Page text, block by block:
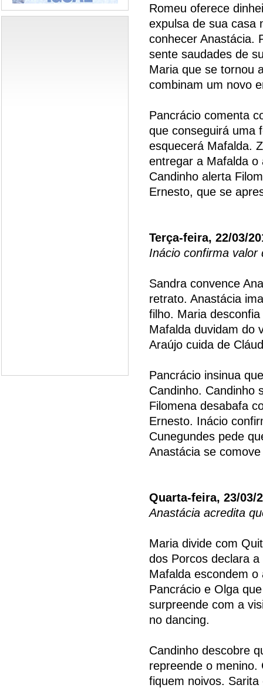
Romeu oferece
expulsa de sua casa
conhecer Anastácia.
sente saudades de
Maria que se tornou
combinam um novo
Pancrácio comenta
que conseguirá uma
esquecerá Mafalda.
entregar a Mafalda o
Candinho alerta
Ernesto, que se
Terça-feira, 22/03/
Inácio confirma valor
Sandra convence
retrato. Anastácia
filho. Maria
Mafalda duvidam do
Araújo cuida de
Pancrácio insinua
Candinho. Candinho
Filomena desabafa
Ernesto. Inácio
Cunegundes pede
Anastácia se
Quarta-feira, 23/03/
Anastácia acredita
Maria divide com
dos Porcos declara
Mafalda escondem
Pancrácio e Olga
surpreende com a
no dancing.
Candinho descobre
repreende o menino.
fiquem noivos.